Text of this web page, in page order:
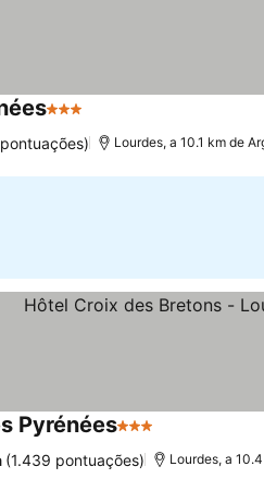
3 Estrelas
Lourdes, a 10.1 km de
Pyrénées3 Estrelas
(1.439 pontuações) Lourdes, a